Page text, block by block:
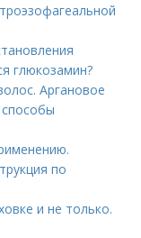
глюкозамин?
Аргановое
по
и не только.